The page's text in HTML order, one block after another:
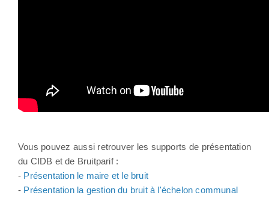
Vous pouvez aussi retrouver les supports de présentation
du CIDB et de Bruitparif :
- Présentation le maire et le bruit
- Présentation la gestion du bruit à l'échelon communal